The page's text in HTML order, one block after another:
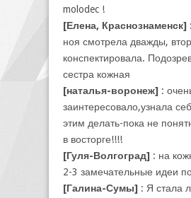
molodec !
[Елена, Краснознаменск]
ноя смотрела дважды,
конспектировала.
сестра кожная
[наталья-воронеж] :
заинтересовало,узнала
этим делать-пока не
в восторге!!!!
[Гуля-Волгоград] : на
2-3 замечательные идеи
[Галина-Сумы] : Я стала